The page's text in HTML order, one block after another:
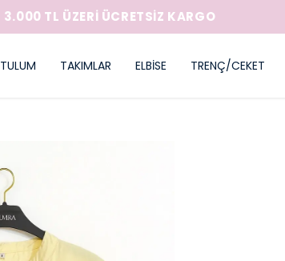
3.000 TL ÜZERİ ÜCRETSİZ KARGO
TULUM TAKIMLAR ELBİSE TRENÇ/CEKET